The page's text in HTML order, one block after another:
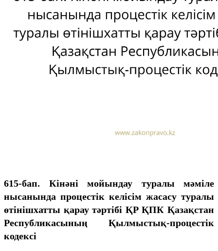
615-бап. Кінәні мойындау туралы мәміле
нысанында процестік келісім жасасу туралы
өтінішхатты қарау тәртібі ҚР ҚПК Қазақстан
Республикасының Қылмыстық-процестік
кодексi